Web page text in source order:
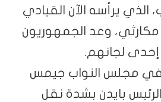
يرأسه الآن القيادي
وعد الجمهوريون
إحدى لجانهم.
في مجلس النواب جيمس
بايدن بشدة نقل